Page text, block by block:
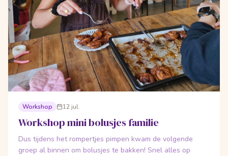
Workshop 12 jul.
Workshop mini bolusjes familie
Dus tijdens het rompertjes pimpen kwam de volgende
groep al binnen om bolusjes te bakken! Snel alles op